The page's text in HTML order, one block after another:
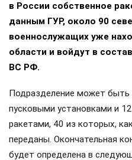
в России собственное
данным ГУР, около 90
военнослужащих уже
области и войдут в
ВС РФ.
Подразделение может
пусковыми установками и
ракетами, 40 из которых,
переданы. Окончательная
будет определена в